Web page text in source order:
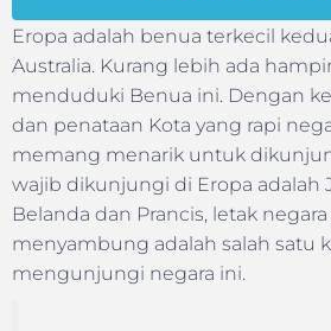
Eropa adalah benua terkecil
Australia. Kurang lebih ada
menduduki Benua ini. Dengan
dan penataan Kota yang rapi
memang menarik untuk
wajib dikunjungi di Eropa adalah
Belanda dan Prancis, letak
menyambung adalah salah satu
mengunjungi negara ini.